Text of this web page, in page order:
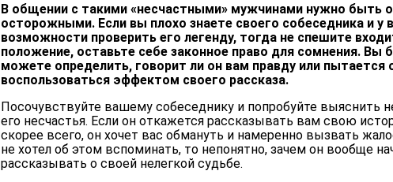
В общении с такими «несчастными» мужчинами нужно быть
осторожными. Если вы плохо знаете своего собеседника и у
возможности проверить его легенду, тогда не спешите
положение, оставьте себе законное право для сомнения. Вы
можете определить, говорит ли он вам правду или пытается
воспользоваться эффектом своего рассказа.
Посочувствуйте вашему собеседнику и попробуйте выяснить
его несчастья. Если он откажется рассказывать вам свою
скорее всего, он хочет вас обмануть и намеренно вызвать
не хотел об этом вспоминать, то непонятно, зачем он вообще
рассказывать о своей нелегкой судьбе.